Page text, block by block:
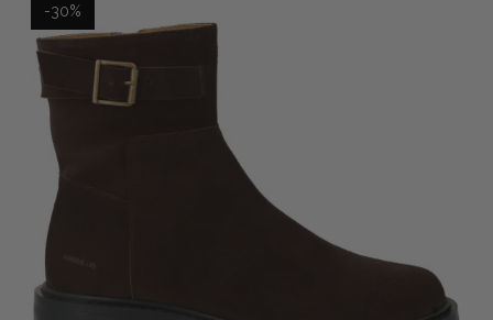
-30%